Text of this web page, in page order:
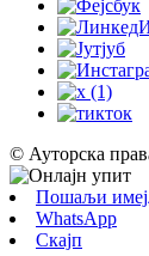
© Ауторска
Пошаљи
WhatsApp
Скајп